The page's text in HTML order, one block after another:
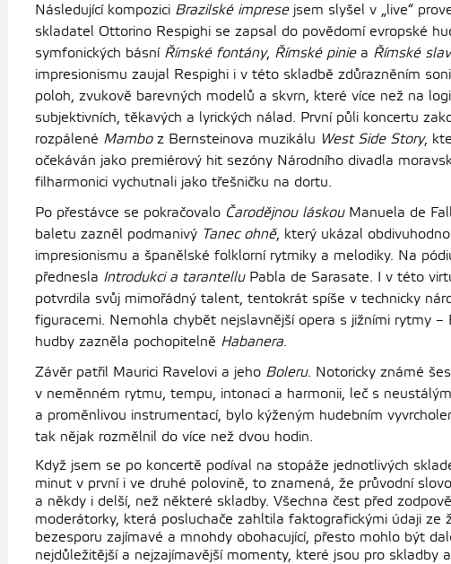
Následující kompozici Brazilské imprese jsem slyšel v „live“
skladatel Ottorino Respighi se zapsal do povědomí evropské
symfonických básní Římské fontány, Římské pinie a Římské
impresionismu zaujal Respighi i v této skladbě zdůrazněním
poloh, zvukově barevných modelů a skvrn, které více než na
subjektivních, těkavých a lyrických nálad. První půli koncertu
rozpálené Mambo z Bernsteinova muzikálu West Side Story,
očekáván jako premiérový hit sezóny Národního divadla
filharmonici vychutnali jako třešničku na dortu.
Po přestávce se pokračovalo Čarodějnou láskou Manuela de
baletu zazněl podmanivý Tanec ohně, který ukázal
impresionismu a španělské folklorní rytmiky a melodiky. Na
přednesla Introdukci a tarantellu Pabla de Sarasate. I v této
potvrdila svůj mimořádný talent, tentokrát spíše v technicky
figuracemi. Nemohla chybět nejslavnější opera s jižními rytmy –
hudby zazněla pochopitelně Habanera.
Závěr patřil Maurici Ravelovi a jeho Boleru. Notoricky známé
v neměnném rytmu, tempu, intonaci a harmonii, leč s
a proměnlivou instrumentací, bylo kýženým hudebním
tak nějak rozmělnil do více než dvou hodin.
Když jsem se po koncertě podíval na stopáže jednotlivých
minut v první i ve druhé polovině, to znamená, že průvodní
a někdy i delší, než některé skladby. Všechna čest před
moderátorky, která posluchače zahltila faktografickými údaji ze
bezesporu zajímavé a mnohdy obohacující, přesto mohlo být
nejdůležitější a nejzajímavější momenty, které jsou pro skladby